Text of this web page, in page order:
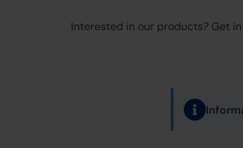
Interested in our products? Get